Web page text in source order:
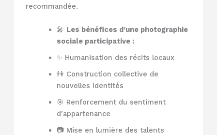
recommandée.
🎤 Les bénéfices d’une photographie
sociale participative :
✨ Humanisation des récits locaux
👫 Construction collective de
nouvelles identités
🎯 Renforcement du sentiment
d’appartenance
📷 Mise en lumière des talents